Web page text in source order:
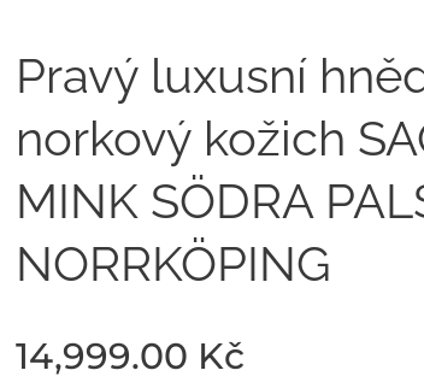
Pravý luxusní
norkový kožich
MINK SÖDRA
NORRKÖPING
14,999.00 Kč